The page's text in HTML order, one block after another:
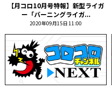
【月コロ10月号特報】新型ライガ
ー「バーニングライガ...
2020年09月15日 11:00